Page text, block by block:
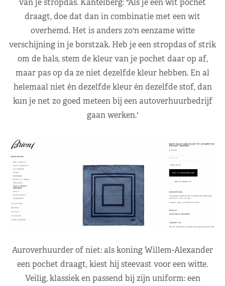
draagt, doe dat dan in combinatie met een wit
overhemd. Het is anders zo'n eenzame witte
verschijning in je borstzak. Heb je een stropdas of strik
om de hals, stem de kleur van je pochet daar op af,
maar pas op da ze niet dezelfde kleur hebben. En al
helemaal niet én dezelfde kleur én dezelfde stof, dan
kun je net zo goed meteen bij een autoverhuurbedrijf
gaan werken.'
Auroverhuurder of niet: als koning Willem-Alexander
een pochet draagt, kiest hij steevast voor een witte.
Veilig, klassiek en passend bij zijn uniform: een